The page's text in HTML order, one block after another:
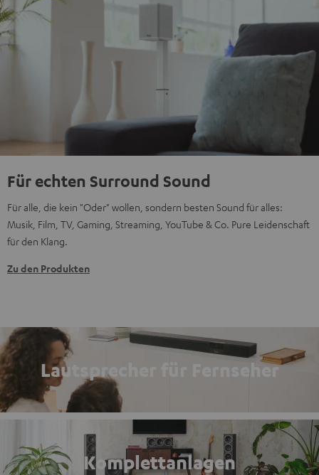
Für echten Surround Sound
Für alle, die kein "Oder" wollen, sondern besten Sound für alles:
Musik, Film, TV, Gaming, Streaming, YouTube & Co. Pure Leidenschaft
für den Klang.
Zu den Produkten
Lautsprecher für Fernseher
Komplettanlagen